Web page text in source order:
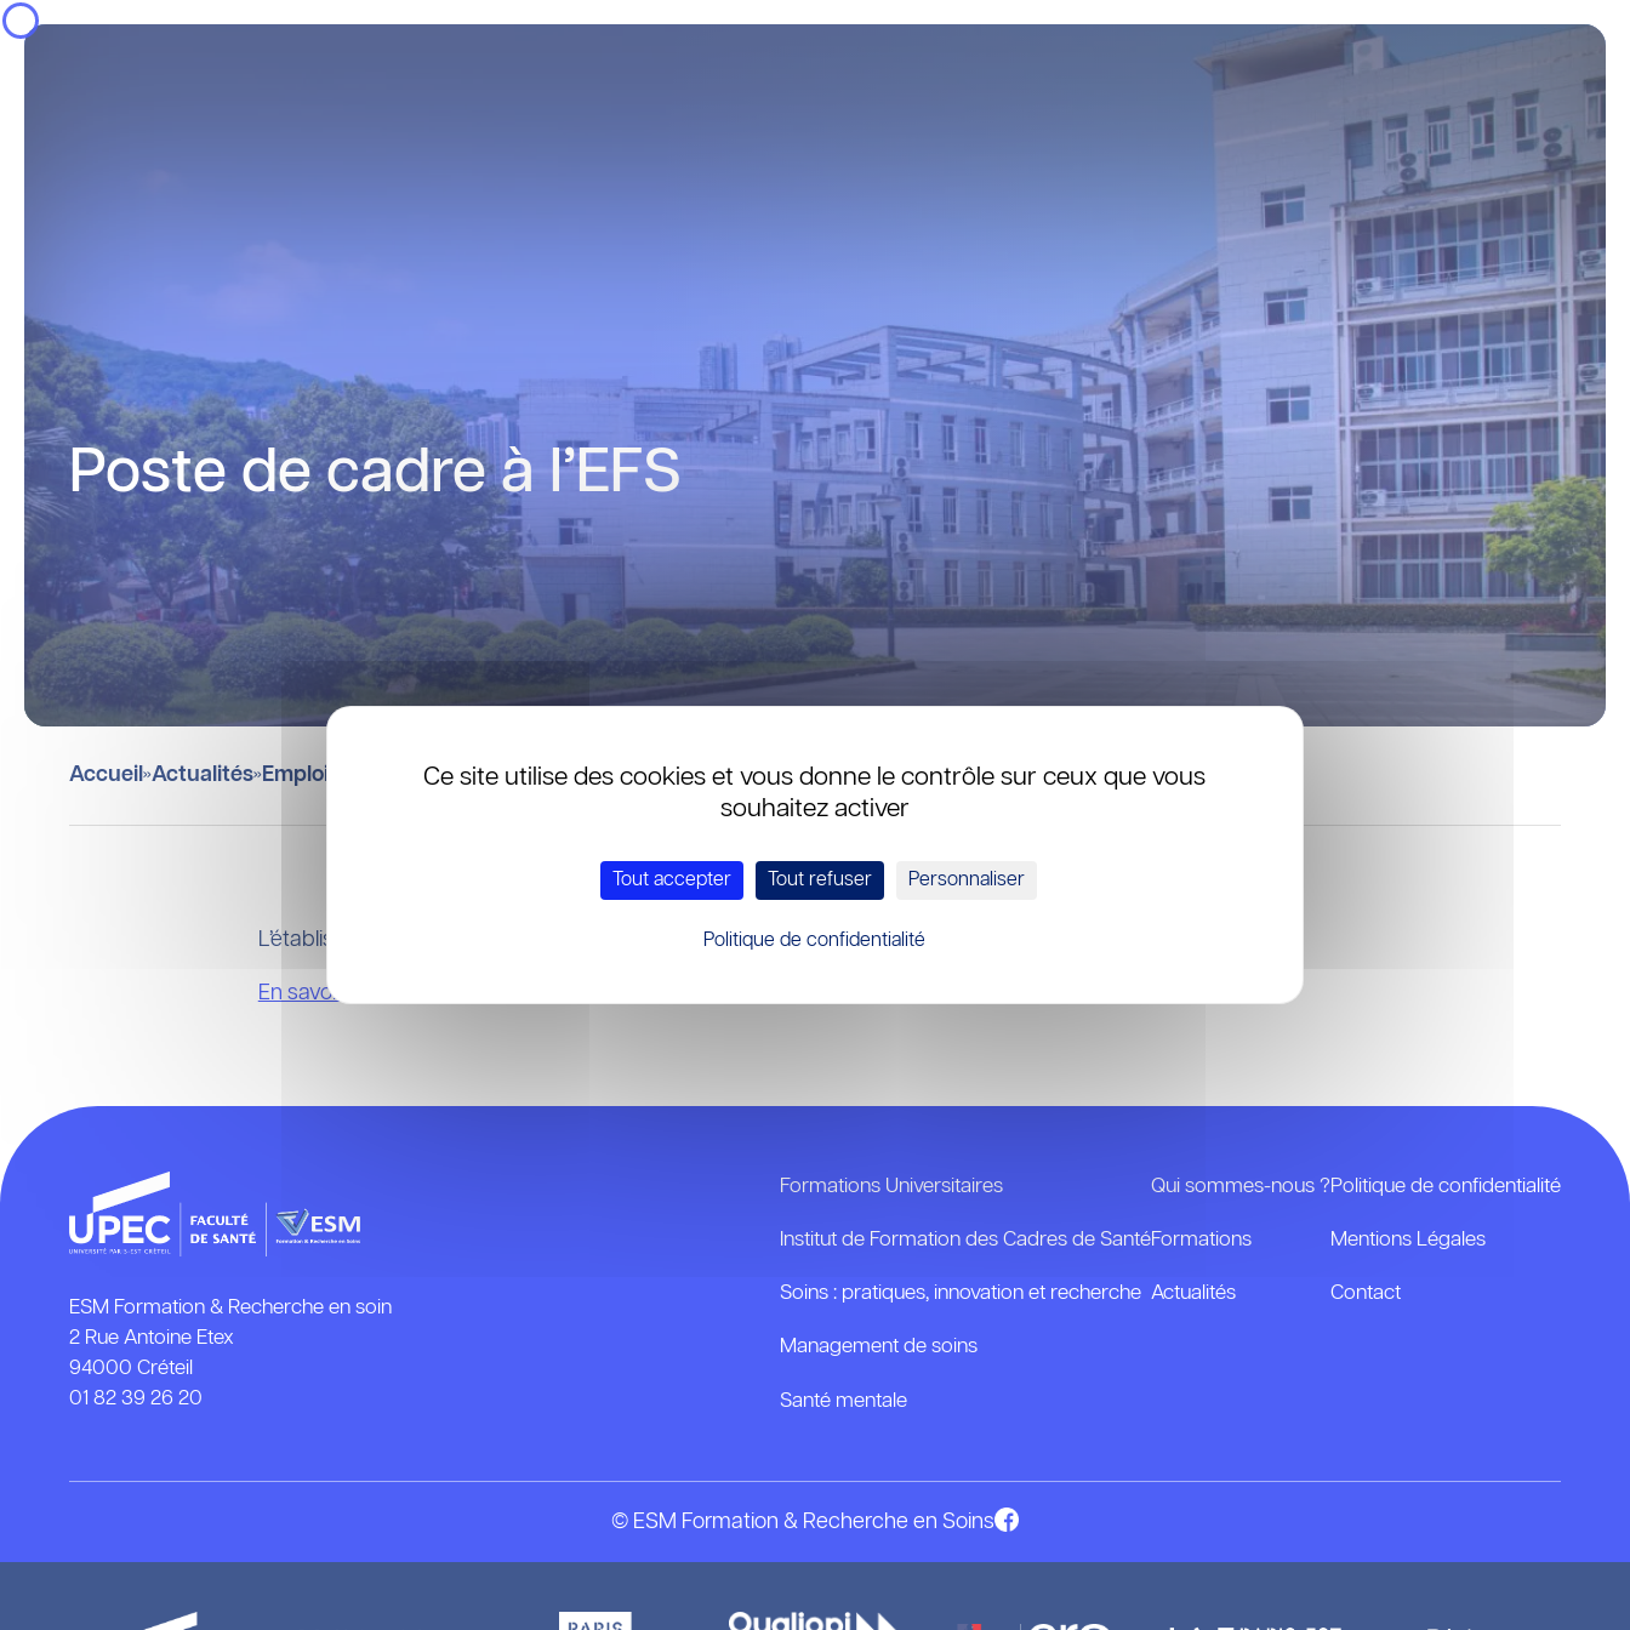
Panneau de gestion des cookies
Ce site utilise des cookies et vous donne le contrôle sur ceux que vous
souhaitez activer
Tout accepter Tout refuser Personnaliser
Politique de confidentialité
Projets managériaux – Master
Poste de cadre à l’EFS
Accueil »Actualités»Emploi Poste de cadre à l’EFS
L’établissement français du sang cherche un cadre de pôle.
En savoir +
ESM Formation & Recherche en soin
2 Rue Antoine Etex
94000 Créteil
01 82 39 26 20
Formations Universitaires
Institut de Formation des Cadres de Santé
Soins : pratiques, innovation et recherche
Management de soins
Santé mentale
Qui sommes-nous ?
Formations
Actualités
Politique de confidentialité
Mentions Légales
Contact
© ESM Formation & Recherche en Soins